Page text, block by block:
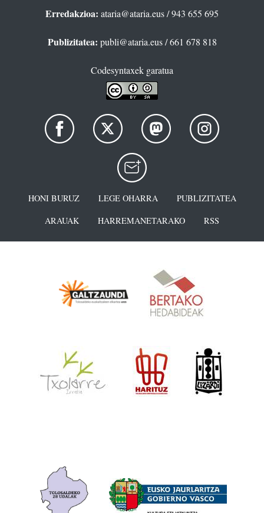
Erredakzioa: ataria@ataria.eus/ 943 655 695
Publizitatea: publi@ataria.eus/ 661 678 818
Codesyntaxek garatua
HONI BURUZ LEGE OHARRA
PUBLIZITATEA
ARAUAK
HARREMANETARAKO RSS